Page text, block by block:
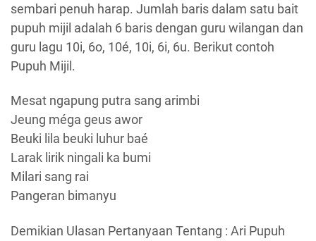
sembari penuh harap. Jumlah baris dalam satu bait
pupuh mijil adalah 6 baris dengan guru wilangan dan
guru lagu 10i, 6o, 10é, 10i, 6i, 6u. Berikut contoh
Pupuh Mijil.
Mesat ngapung putra sang arimbi
Jeung méga geus awor
Beuki lila beuki luhur baé
Larak lirik ningali ka bumi
Milari sang rai
Pangeran bimanyu
Demikian Ulasan Pertanyaan Tentang : Ari Pupuh